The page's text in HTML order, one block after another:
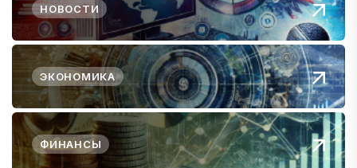
НОВОСТИ
ЭКОНОМИКА
ФИНАНСЫ